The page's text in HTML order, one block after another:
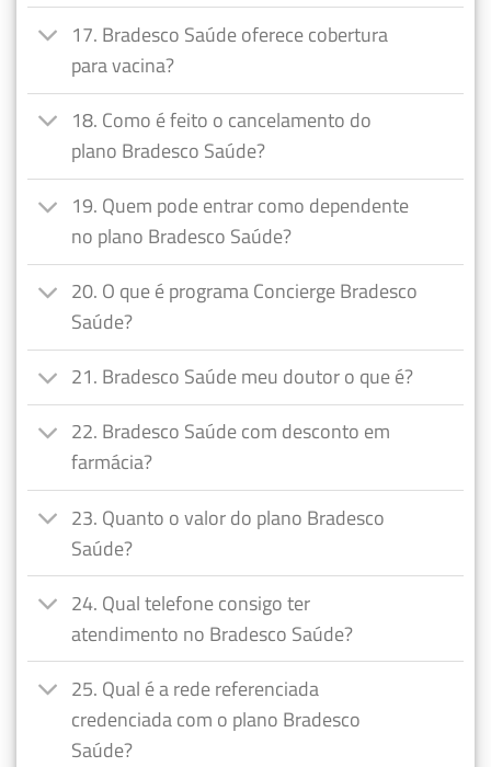
17. Bradesco Saúde oferece cobertura
para vacina?
18. Como é feito o cancelamento do
plano Bradesco Saúde?
19. Quem pode entrar como dependente
no plano Bradesco Saúde?
20. O que é programa Concierge Bradesco
Saúde?
21. Bradesco Saúde meu doutor o que é?
22. Bradesco Saúde com desconto em
farmácia?
23. Quanto o valor do plano Bradesco
Saúde?
24. Qual telefone consigo ter
atendimento no Bradesco Saúde?
25. Qual é a rede referenciada
credenciada com o plano Bradesco
Saúde?